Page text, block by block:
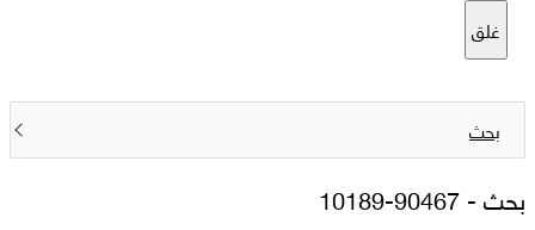
غلق
بحث
بحث -90467-10189